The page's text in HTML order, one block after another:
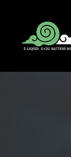
contenuto